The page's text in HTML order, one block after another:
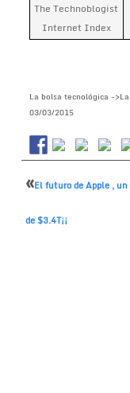
The Technoblogist
Internet Index
La bolsa tecnológica -
03/03/2015
«El futuro de Apple , un
de $3.4T¡¡